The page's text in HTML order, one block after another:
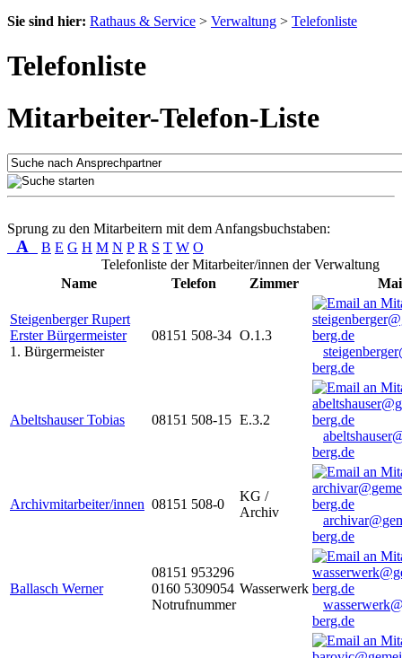
Sie sind hier: Rathaus & Service > Verwaltung > Telefonliste
Telefonliste
Mitarbeiter-Telefon-Liste
Sprung zu den Mitarbeitern mit dem Anfangsbuchstaben:
A B E G H M N P R S T W O
Telefonliste der Mitarbeiter/innen der Verwaltung
Name
Telefon Zimmer
Steigenberger Rupert
Erster Bürgermeister
1. Bürgermeister
08151 508-34 O.1.3
berg.de
Abeltshauser Tobias 08151 508-15 E.3.2
berg.de
Archivmitarbeiter/innen 08151 508-0
KG /
Archiv
berg.de
Ballasch Werner
08151 953296
0160 5309054
Notrufnummer
Wasserwerk
berg.de